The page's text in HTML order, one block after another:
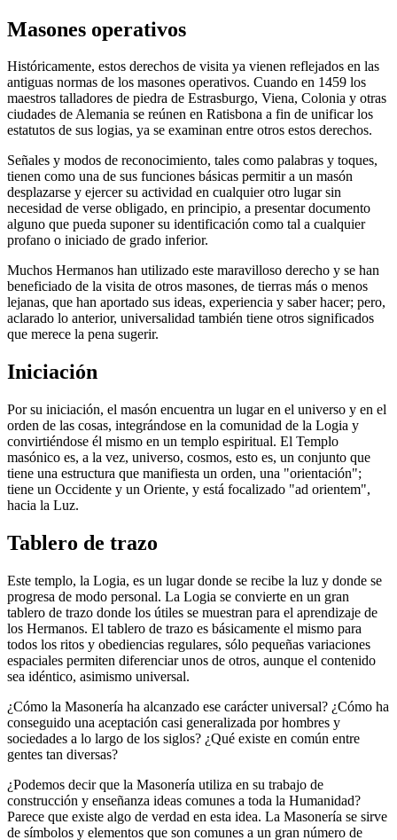
Masones operativos
Históricamente, estos derechos de visita ya vienen reflejados en las
antiguas normas de los masones operativos. Cuando en 1459 los
maestros talladores de piedra de Estrasburgo, Viena, Colonia y otras
ciudades de Alemania se reúnen en Ratisbona a fin de unificar los
estatutos de sus logias, ya se examinan entre otros estos derechos.
Señales y modos de reconocimiento, tales como palabras y toques,
tienen como una de sus funciones básicas permitir a un masón
desplazarse y ejercer su actividad en cualquier otro lugar sin
necesidad de verse obligado, en principio, a presentar documento
alguno que pueda suponer su identificación como tal a cualquier
profano o iniciado de grado inferior.
Muchos Hermanos han utilizado este maravilloso derecho y se han
beneficiado de la visita de otros masones, de tierras más o menos
lejanas, que han aportado sus ideas, experiencia y saber hacer; pero,
aclarado lo anterior, universalidad también tiene otros significados
que merece la pena sugerir.
Iniciación
Por su iniciación, el masón encuentra un lugar en el universo y en el
orden de las cosas, integrándose en la comunidad de la Logia y
convirtiéndose él mismo en un templo espiritual. El Templo
masónico es, a la vez, universo, cosmos, esto es, un conjunto que
tiene una estructura que manifiesta un orden, una "orientación";
tiene un Occidente y un Oriente, y está focalizado "ad orientem",
hacia la Luz.
Tablero de trazo
Este templo, la Logia, es un lugar donde se recibe la luz y donde se
progresa de modo personal. La Logia se convierte en un gran
tablero de trazo donde los útiles se muestran para el aprendizaje de
los Hermanos. El tablero de trazo es básicamente el mismo para
todos los ritos y obediencias regulares, sólo pequeñas variaciones
espaciales permiten diferenciar unos de otros, aunque el contenido
sea idéntico, asimismo universal.
¿Cómo la Masonería ha alcanzado ese carácter universal? ¿Cómo ha
conseguido una aceptación casi generalizada por hombres y
sociedades a lo largo de los siglos? ¿Qué existe en común entre
gentes tan diversas?
¿Podemos decir que la Masonería utiliza en su trabajo de
construcción y enseñanza ideas comunes a toda la Humanidad?
Parece que existe algo de verdad en esta idea. La Masonería se sirve
de símbolos y elementos que son comunes a un gran número de